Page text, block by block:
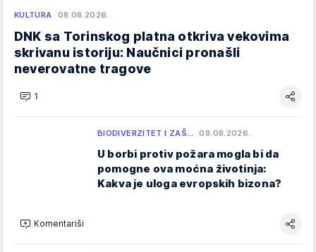
KULTURA 08.08.2026.
DNK sa Torinskog platna otkriva vekovima
skrivanu istoriju: Naučnici pronašli
neverovatne tragove
1
BIODIVERZITET I ZAŠ… 08.08.2026.
U borbi protiv požara mogla bi da
pomogne ova moćna životinja:
Kakva je uloga evropskih bizona?
Komentariši